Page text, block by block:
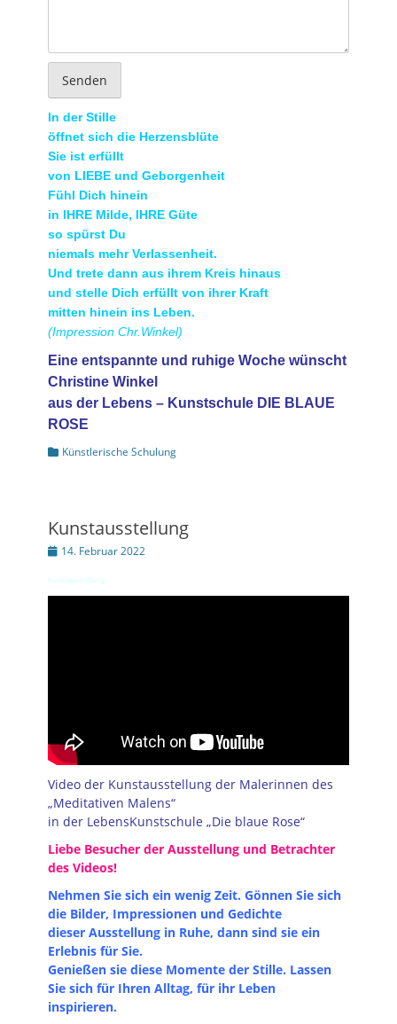
Senden
In der Stille
öffnet sich die Herzensblüte
Sie ist erfüllt
von LIEBE und Geborgenheit
Fühl Dich hinein
in IHRE Milde, IHRE Güte
so spürst Du
niemals mehr Verlassenheit.
Und trete dann aus ihrem Kreis hinaus
und stelle Dich erfüllt von ihrer Kraft
mitten hinein ins Leben.
(Impression Chr.Winkel)
Eine entspannte und ruhige Woche wünscht
Christine Winkel
aus der Lebens – Kunstschule DIE BLAUE
ROSE
Kategorien
Künstlerische Schulung
Kunstausstellung
Posted
14. Februar 2022
Kunstausstellung
Video der Kunstausstellung der Malerinnen des
„Meditativen Malens“
in der LebensKunstschule „Die blaue Rose“
Liebe Besucher der Ausstellung und Betrachter
des Videos!
Nehmen Sie sich ein wenig Zeit. Gönnen Sie sich
die Bilder, Impressionen und Gedichte
dieser Ausstellung in Ruhe, dann sind sie ein
Erlebnis für Sie.
Genießen sie diese Momente der Stille. Lassen
Sie sich für Ihren Alltag, für ihr Leben
inspirieren.